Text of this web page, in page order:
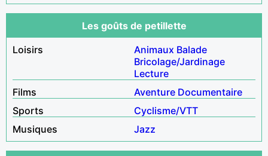
Les goûts de petillette
Loisirs
Animaux Balade
Bricolage/Jardinage
Lecture
Films
Aventure Documentaire
Sports
Cyclisme/VTT
Musiques
Jazz